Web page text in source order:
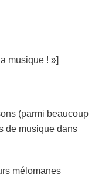
musique ! »]
(parmi beaucoup
de musique dans
mélomanes